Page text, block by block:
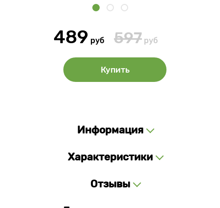
489 руб 597 руб
Купить
Информация
Характеристики
Отзывы